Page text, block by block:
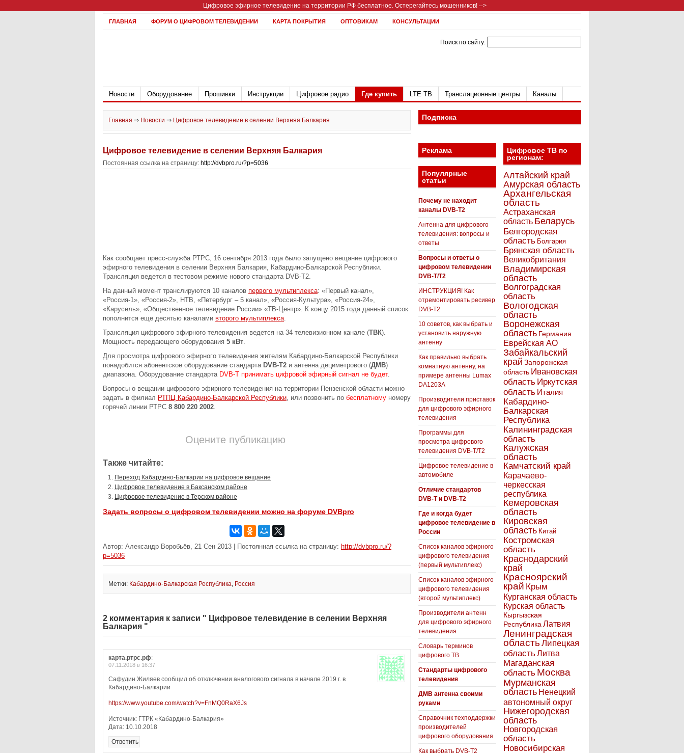
Цифровое эфирное телевидение на территории РФ бесплатное. Остерегайтесь мошенников! -->
ГЛАВНАЯ ФОРУМ О ЦИФРОВОМ ТЕЛЕВИДЕНИИ КАРТА ПОКРЫТИЯ ОПТОВИКАМ КОНСУЛЬТАЦИИ
Поиск по сайту:
Новости Оборудование Прошивки Инструкции Цифровое радио Где купить LTE ТВ Трансляционные центры Каналы
Главная ⇒ Новости ⇒ Цифровое телевидение в селении Верхняя Балкария
Цифровое телевидение в селении Верхняя Балкария
Постоянная ссылка на страницу: http://dvbpro.ru/?p=5036
Как сообщает пресс-служба РТРС, 16 сентября 2013 года было запущено вещание цифрового
эфирного телевидения в селении Верхняя Балкария, Кабардино-Балкарской Республики.
Трансляция ведется в тестовом режиме нового стандарта DVB-T2.
На данный момент транслируются 10 каналов первого мультиплекса: «Первый канал»,
«Россия-1», «Россия-2», НТВ, «Петербург – 5 канал», «Россия-Культура», «Россия-24»,
«Карусель», «Общественное телевидение России» «ТВ-Центр». К концу 2015 года данный список
пополнится еще десятью каналами второго мультиплекса.
Трансляция цифрового эфирного телевидения ведется на 34 телевизионном канале (ТВК).
Мощность передающего оборудования 5 кВт.
Для просмотра цифрового эфирного телевидения жителям Кабардино-Балкарской Республики
понадобится абонентское оборудование стандарта DVB-T2 и антенна дециметрового (ДМВ)
диапазона. Оборудование стандарта DVB-T принимать цифровой эфирный сигнал не будет.
Вопросы о вещании цифрового эфирного телевидения на территории Пензенской области можно
задать в филиал РТПЦ Кабардино-Балкарской Республики, или позвонить по бесплатному номеру
горячей линии РТРС 8 800 220 2002.
Оцените публикацию
Также читайте:
Переход Кабардино-Балкарии на цифровое вещание
Цифровое телевидение в Баксанском районе
Цифровое телевидение в Терском районе
Задать вопросы о цифровом телевидении можно на форуме DVBpro
Автор: Александр Воробьёв, 21 Сен 2013 | Постоянная ссылка на страницу: http://dvbpro.ru/?
p=5036
Метки: Кабардино-Балкарская Республика, Россия
2 комментария к записи " Цифровое телевидение в селении Верхняя
Балкария "
карта.ртрс.рф:
07.11.2018 в 16:37
Сафудин Жиляев сообщил об отключении аналогового сигнала в начале 2019 г. в
Кабардино-Балкарии
https://www.youtube.com/watch?v=FnMQ0RaX6Js
Источник: ГТРК «Кабардино-Балкария»
Дата: 10.10.2018
Ответить
Подписка
Реклама
Популярные
статьи
Почему не находит
каналы DVB-T2
Антенна для цифрового
телевидения: вопросы и
ответы
Вопросы и ответы о
цифровом телевидении
DVB-T/T2
ИНСТРУКЦИЯ! Как
отремонтировать ресивер
DVB-T2
10 советов, как выбрать и
установить наружную
антенну
Как правильно выбрать
комнатную антенну, на
примере антенны Lumax
DA1203А
Производители приставок
для цифрового эфирного
телевидения
Программы для
просмотра цифрового
телевидения DVB-T/T2
Цифровое телевидение в
автомобиле
Отличие стандартов
DVB-T и DVB-T2
Где и когда будет
цифровое телевидение в
России
Список каналов эфирного
цифрового телевидения
(первый мультиплекс)
Список каналов эфирного
цифрового телевидения
(второй мультиплекс)
Производители антенн
для цифрового эфирного
телевидения
Словарь терминов
цифрового ТВ
Стандарты цифрового
телевидения
ДМВ антенна своими
руками
Справочник техподдержки
производителей
цифрового оборудования
Как выбрать DVB-T2
Цифровое ТВ по
регионам:
Алтайский край
Амурская область
Архангельская
область
Астраханская
область Беларусь
Белгородская
область Болгария
Брянская область
Великобритания
Владимирская
область
Волгоградская
область
Вологодская
область
Воронежская
область Германия
Еврейская АО
Забайкальский
край Запорожская
область Ивановская
область Иркутская
область Италия
Кабардино-
Балкарская
Республика
Калининградская
область
Калужская
область
Камчатский край
Карачаево-
черкесская
республика
Кемеровская
область
Кировская
область Китай
Костромская
область
Краснодарский
край
Красноярский
край Крым
Курганская область
Курская область
Кыргызская
Республика Латвия
Ленинградская
область Липецкая
областьЛитва
Магаданская
область Москва
Мурманская
область Ненецкий
автономный округ
Нижегородская
область
Новгородская
область
Новосибирская